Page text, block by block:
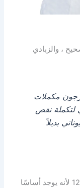
صحيح ، والزبادي
مكملات
لتكملة نقص
بديلاً
غالبًا ما يعاني النباتيون من نقص فيتامين ب 12 لأنه يوجد أساسًا